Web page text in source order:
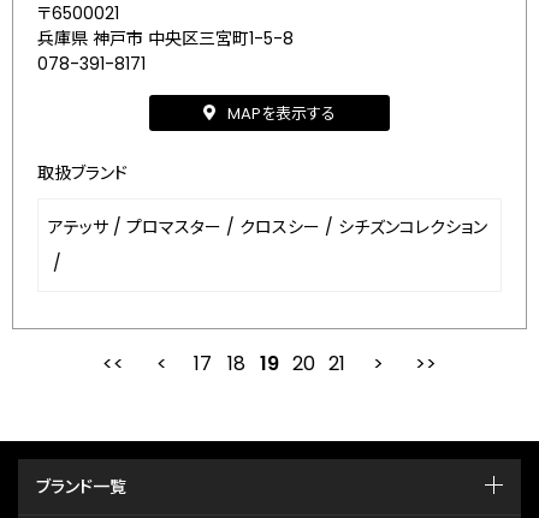
〒6500021
兵庫県 神戸市 中央区三宮町1-5-8
078-391-8171
MAPを表示する
取扱ブランド
アテッサ / プロマスター / クロスシー / シチズンコレクション
/
最初 前
17 18 19 20 21
ブランド一覧